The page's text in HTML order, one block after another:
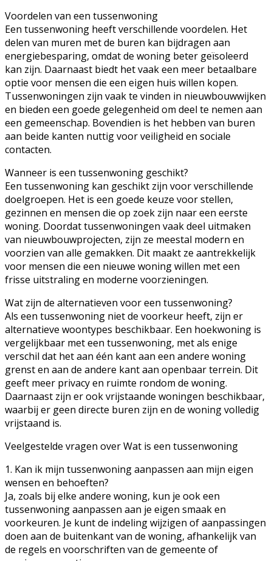
Voordelen van een tussenwoning
Een tussenwoning heeft verschillende voordelen. Het
delen van muren met de buren kan bijdragen aan
energiebesparing, omdat de woning beter geïsoleerd
kan zijn. Daarnaast biedt het vaak een meer betaalbare
optie voor mensen die een eigen huis willen kopen.
Tussenwoningen zijn vaak te vinden in nieuwbouwwijken
en bieden een goede gelegenheid om deel te nemen aan
een gemeenschap. Bovendien is het hebben van buren
aan beide kanten nuttig voor veiligheid en sociale
contacten.
Wanneer is een tussenwoning geschikt?
Een tussenwoning kan geschikt zijn voor verschillende
doelgroepen. Het is een goede keuze voor stellen,
gezinnen en mensen die op zoek zijn naar een eerste
woning. Doordat tussenwoningen vaak deel uitmaken
van nieuwbouwprojecten, zijn ze meestal modern en
voorzien van alle gemakken. Dit maakt ze aantrekkelijk
voor mensen die een nieuwe woning willen met een
frisse uitstraling en moderne voorzieningen.
Wat zijn de alternatieven voor een tussenwoning?
Als een tussenwoning niet de voorkeur heeft, zijn er
alternatieve woontypes beschikbaar. Een hoekwoning is
vergelijkbaar met een tussenwoning, met als enige
verschil dat het aan één kant aan een andere woning
grenst en aan de andere kant aan openbaar terrein. Dit
geeft meer privacy en ruimte rondom de woning.
Daarnaast zijn er ook vrijstaande woningen beschikbaar,
waarbij er geen directe buren zijn en de woning volledig
vrijstaand is.
Veelgestelde vragen over Wat is een tussenwoning
1. Kan ik mijn tussenwoning aanpassen aan mijn eigen
wensen en behoeften?
Ja, zoals bij elke andere woning, kun je ook een
tussenwoning aanpassen aan je eigen smaak en
voorkeuren. Je kunt de indeling wijzigen of aanpassingen
doen aan de buitenkant van de woning, afhankelijk van
de regels en voorschriften van de gemeente of